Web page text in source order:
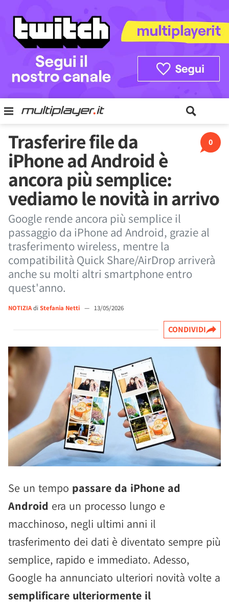
0
Trasferire file da
iPhone ad Android è
ancora più semplice:
vediamo le novità in arrivo
Google rende ancora più semplice il
passaggio da iPhone ad Android, grazie al
trasferimento wireless, mentre la
compatibilità Quick Share/AirDrop arriverà
anche su molti altri smartphone entro
quest'anno.
NOTIZIAdi Stefania Netti — 13/05/2026
CONDIVIDI
Se un tempo passare da iPhone ad
Android era un processo lungo e
macchinoso, negli ultimi anni il
trasferimento dei dati è diventato sempre più
semplice, rapido e immediato. Adesso,
Google ha annunciato ulteriori novità volte a
semplificare ulteriormente il